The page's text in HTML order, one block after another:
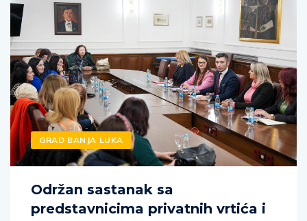
GRAD BANJA LUKA
Održan sastanak sa
predstavnicima privatnih vrtića i